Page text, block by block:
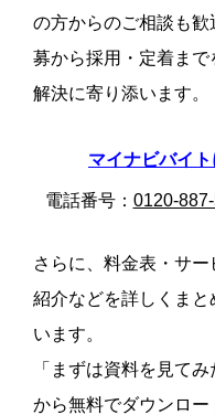
の方からのご相談も
募から採用・定着ま
解決に寄り添います。
マイナビバイト
電話番号： 0120-
さらに、料金表・サ
紹介などを詳しくま
います。
「まずは資料を見て
から無料でダウンロー